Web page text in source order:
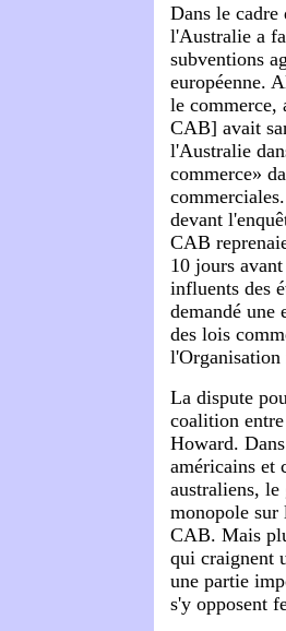
Dans le
l'Australie a
subventions
européenne.
le commerce,
CAB] avait
l'Australie
commerce»
devant
CAB
10 jours
influents des
demandé
des lois
La dispute
coalition
Howard.
américains et
australiens, le
monopole
CAB. Mais
qui craignent
une partie
s'y opposent